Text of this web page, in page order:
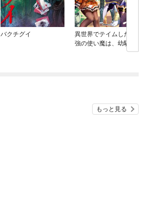
バクチグイ
異世界でテイムした最
強の使い魔は、幼馴染
もっと見る